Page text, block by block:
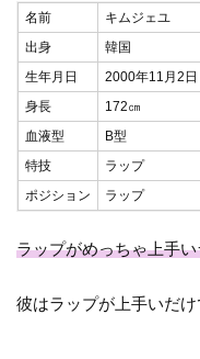
名前
キムジェユ
出身
韓国
生年月日
2000年11月2日
身長
172㎝
血液型
B型
特技
ラップ
ポジション
ラップ
ラップがめっちゃ上手
彼はラップが上手いだ